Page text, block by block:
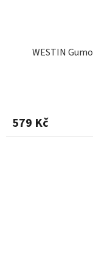
WESTIN
579 Kč